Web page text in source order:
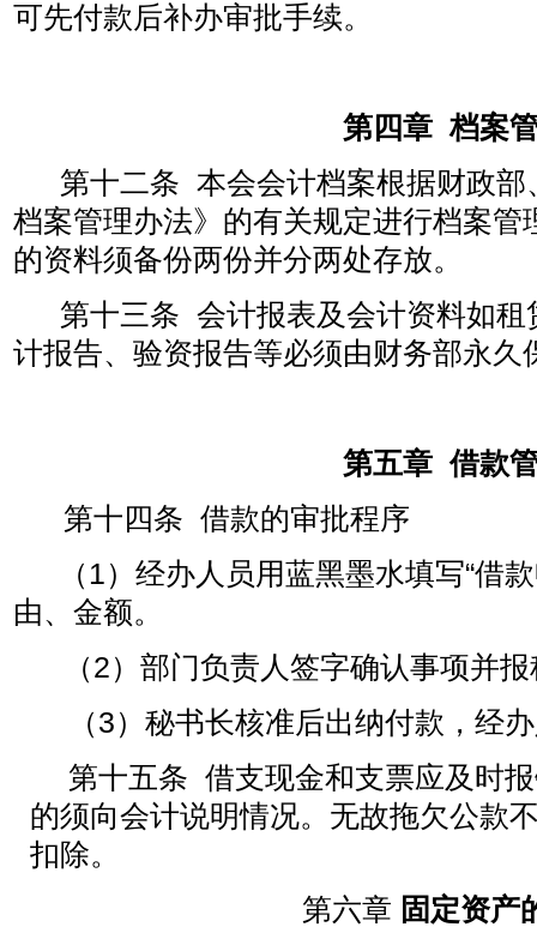
可先付款后补办审批手续。
第四章 档案
第十二条 本会会计档案根据财政部
档案管理办法》的有关规定进行档案管
的资料须备份两份并分两处存放。
第十三条 会计报表及会计资料如租
计报告、验资报告等必须由财务部永
第五章 借款
第十四条 借款的审批程序
（1）经办人员用蓝黑墨水填写“借
由、金额。
（2）部门负责人签字确认事项并报
（3）秘书长核准后出纳付款，经
第十五条 借支现金和支票应及时
的须向会计说明情况。无故拖欠公款
扣除。
第六章 固定资产